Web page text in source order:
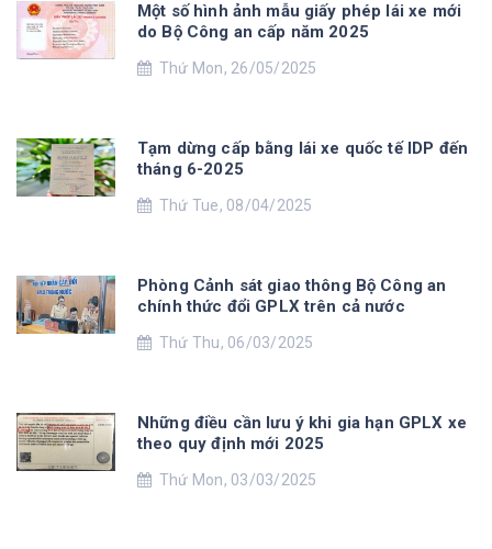
Một số hình ảnh mẫu giấy phép lái xe mới
do Bộ Công an cấp năm 2025
Thứ Mon, 26/05/2025
Tạm dừng cấp bằng lái xe quốc tế IDP đến
tháng 6-2025
Thứ Tue, 08/04/2025
Phòng Cảnh sát giao thông Bộ Công an
chính thức đổi GPLX trên cả nước
Thứ Thu, 06/03/2025
Những điều cần lưu ý khi gia hạn GPLX xe
theo quy định mới 2025
Thứ Mon, 03/03/2025